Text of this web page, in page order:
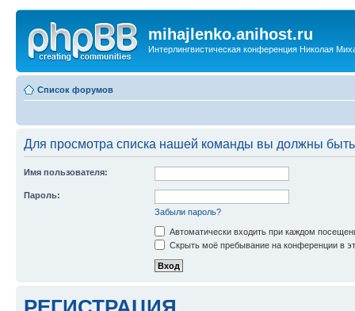
mihajlenko.anihost.ru
Интерлингвистическая конференция Николая
Список форумов
Для просмотра списка нашей команды вы должны
Имя пользователя:
Пароль:
Забыли пароль?
Автоматически входить при каждом
Скрыть моё пребывание на конференции в